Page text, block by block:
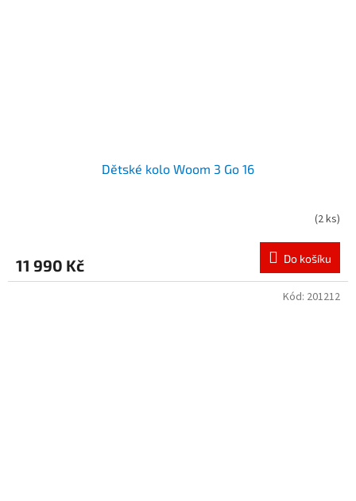
Dětské kolo Woom 3 Go 16
(2 ks)
11 990 Kč Do košíku
Kód: 201212